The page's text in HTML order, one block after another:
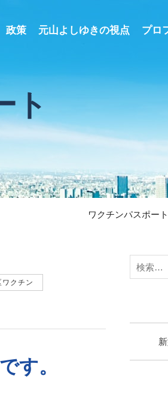
政策 元山よしゆきの視点 プロ
ワクチンパスポー
ト
ワクチン
す。